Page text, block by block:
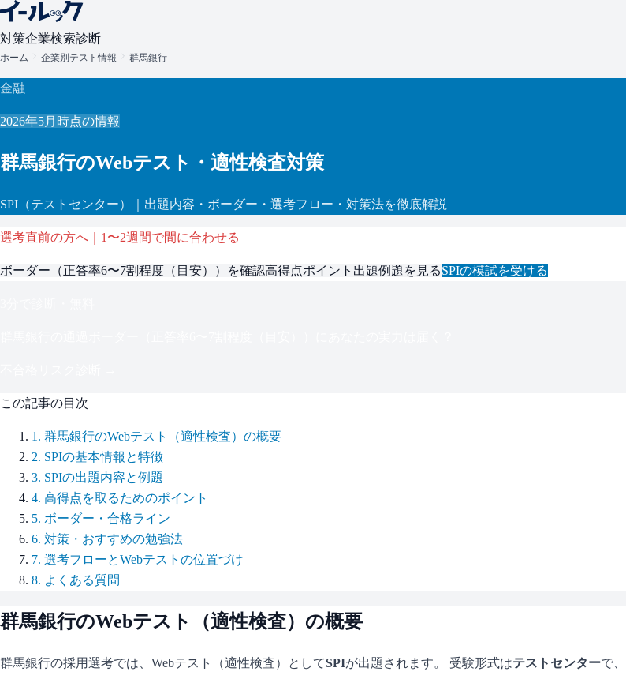
対策企業検索診断
ホーム 企業別テスト情報 群馬銀行
金融
2026年5月 時点の情報
群馬銀行のWebテスト・適性検査対策
SPI （テストセンター） ｜出題内容・ボーダー・選考フロー・対策法を徹底解説
選考直前の方へ｜1〜2週間で間に合わせる
ボーダー（正答率6〜7割程度（目安） ）を確認高得点ポイント 出題例題を見るSPIの模試を受ける
この記事の目次
1 . 群馬銀行のWebテスト（適性検査）の概要
2. SPIの基本情報と特徴
3. SPIの出題内容と例題
4. 高得点を取るためのポイント
5. ボーダー・合格ライン
6. 対策・おすすめの勉強法
7. 選考フローとWebテストの位置づけ
8. よくある質問
群馬銀行のWebテスト（適性検査）の概要
群馬銀行の採用選考では、Webテスト（適性検査）としてSPIが出題されます。 受験形式はテストセンターで、